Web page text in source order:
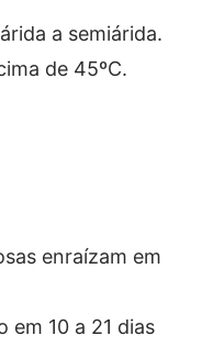
a semiárida.
de 45ºC.
enraízam em
em 10 a 21 dias